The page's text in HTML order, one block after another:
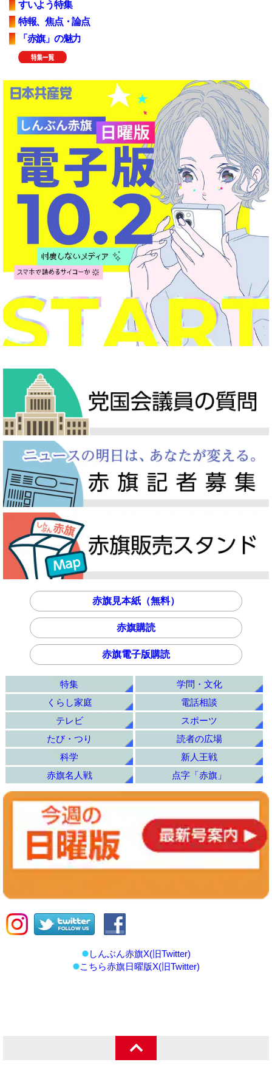
すいよう特集
特報、焦点・論点
「赤旗」の魅力
赤旗見本紙（無料）
赤旗購読
赤旗電子版購読
特集
学問・文化
くらし家庭
電話相談
テレビ
スポーツ
たび・つり
読者の広場
科学
新人王戦
赤旗名人戦
点字「赤旗」
しんぶん赤旗X(旧Twitter)
こちら赤旗日曜版X(旧Twitter)